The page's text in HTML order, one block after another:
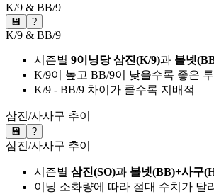
K/9 & BB/9
💾 ?
K/9 & BB/9
시즌별 9이닝당 삼진(K/9)과 볼넷
K/9이 높고 BB/9이 낮을수록 좋은
K/9 - BB/9 차이가 클수록 지배적
삼진/사사구 추이
💾 ?
삼진/사사구 추이
시즌별 삼진(SO)과 볼넷(BB)+사구
이닝 소화량에 따라 절대 수치가 달